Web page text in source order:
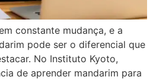
constante mudança, e a
pode ser o diferencial que
No Instituto Kyoto,
de aprender mandarim para